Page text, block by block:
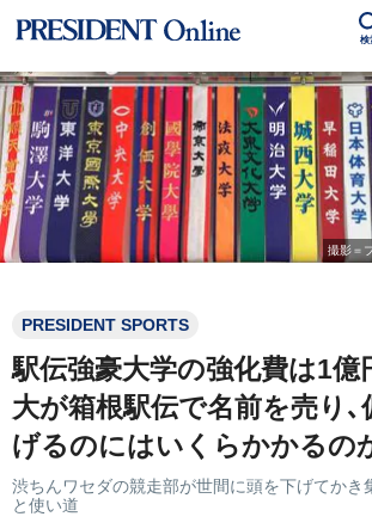
検
撮影＝
PRESIDENT SPORTS
駅伝強豪大学の強化費は1
大が箱根駅伝で名前を売り､
げるのにはいくらかかるの
渋ちんワセダの競走部が世間に頭を下げてかき
と使い道